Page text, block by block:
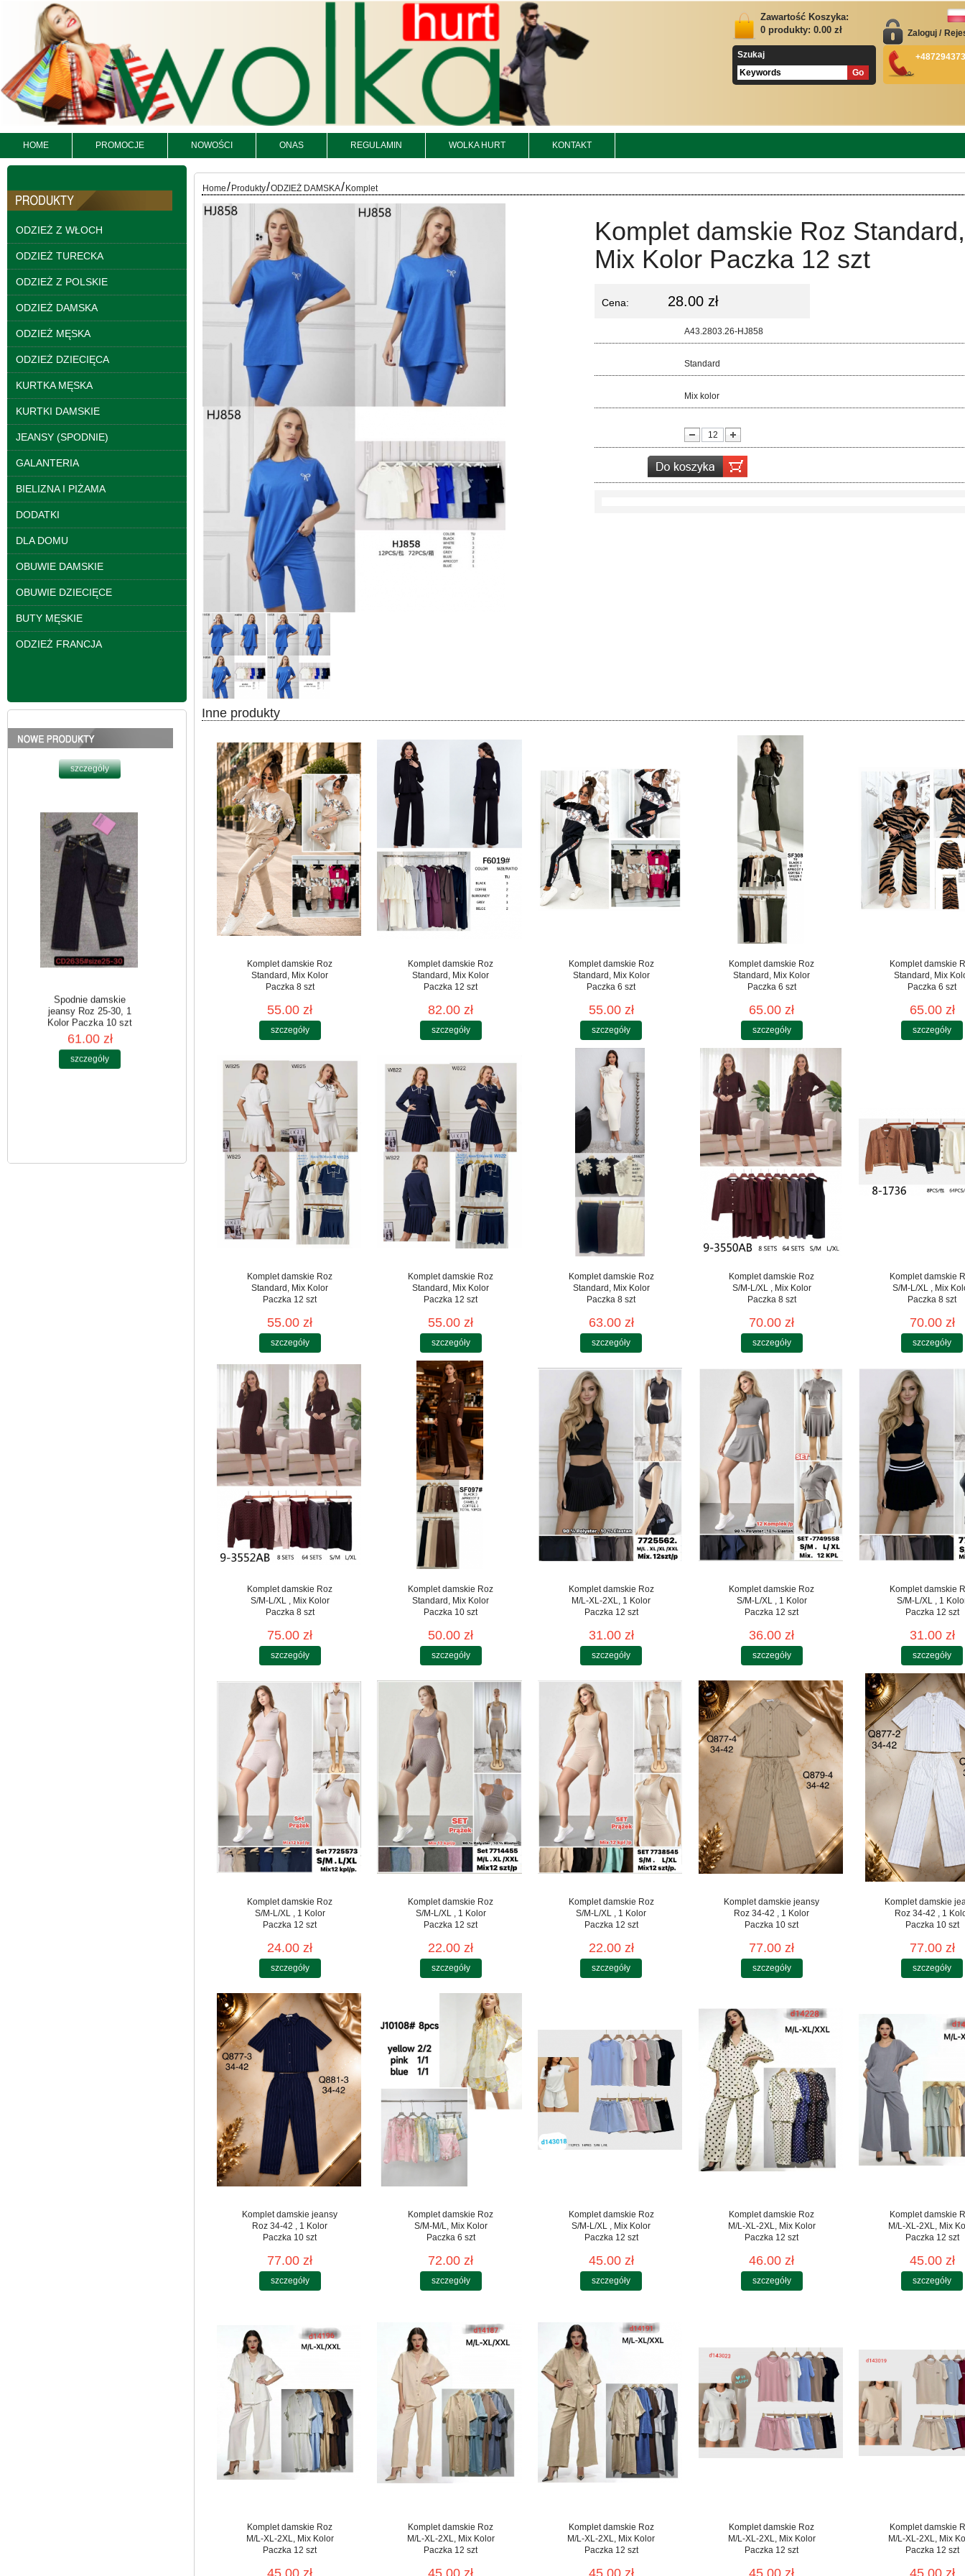
Zawartość Koszyka:
0 produkty: 0.00 zł
Szukaj
Zaloguj /
HOME PROMOCJE NOWOŚCI ONAS REGULAMIN WOLKA HURT KONTAKT
ODZIEŻ Z WŁOCH
ODZIEŻ TURECKA
ODZIEŻ Z POLSKIE
ODZIEŻ DAMSKA
ODZIEŻ MĘSKA
ODZIEŻ DZIECIĘCA
KURTKA MĘSKA
KURTKI DAMSKIE
JEANSY (SPODNIE)
GALANTERIA
BIELIZNA I PIŻAMA
DODATKI
DLA DOMU
OBUWIE DAMSKIE
OBUWIE DZIECIĘCE
BUTY MĘSKIE
ODZIEŻ FRANCJA
jeansy Roz 25-30, 1
Kolor Paczka 10 szt
Spodnie damskie
jeansy Roz 25-30, 1
Kolor Paczka 10 szt
szczegóły
Spodnie damskie
jeansy Roz 25-30, 1
szczegóły
Spodnie damskie
jeansy Roz 25-30, 1
Home/ Produkty/ODZIEŻ DAMSKA/ Komplet
Komplet damskie Roz Standard,
Mix Kolor Paczka 12 szt
Cena: 28.00 zł
A43.2803.26-HJ858
Standard
Mix kolor
Inne produkty
Komplet damskie Roz
Standard, Mix Kolor
Paczka 8 szt
55.00 zł
szczegóły
Komplet damskie Roz
Standard, Mix Kolor
Paczka 12 szt
82.00 zł
szczegóły
Komplet damskie Roz
Standard, Mix Kolor
Paczka 6 szt
55.00 zł
szczegóły
Komplet damskie Roz
Standard, Mix Kolor
Paczka 6 szt
65.00 zł
szczegóły
Komplet damskie
Standard, Mix
Paczka 6 szt
65.00 zł
szczegóły
Komplet damskie Roz
Standard, Mix Kolor
Paczka 12 szt
55.00 zł
szczegóły
Komplet damskie Roz
Standard, Mix Kolor
Paczka 12 szt
55.00 zł
szczegóły
Komplet damskie Roz
Standard, Mix Kolor
Paczka 8 szt
63.00 zł
szczegóły
Komplet damskie Roz
S/M-L/XL , Mix Kolor
Paczka 8 szt
70.00 zł
szczegóły
Komplet damskie
S/M-L/XL , Mix
Paczka 8 szt
70.00 zł
szczegóły
Komplet damskie Roz
S/M-L/XL , Mix Kolor
Paczka 8 szt
75.00 zł
szczegóły
Komplet damskie Roz
Standard, Mix Kolor
Paczka 10 szt
50.00 zł
szczegóły
Komplet damskie Roz
M/L-XL-2XL, 1 Kolor
Paczka 12 szt
31.00 zł
szczegóły
Komplet damskie Roz
S/M-L/XL , 1 Kolor
Paczka 12 szt
36.00 zł
szczegóły
Komplet damskie
S/M-L/XL , 1
Paczka 12 szt
31.00 zł
szczegóły
Komplet damskie Roz
S/M-L/XL , 1 Kolor
Paczka 12 szt
24.00 zł
szczegóły
Komplet damskie Roz
S/M-L/XL , 1 Kolor
Paczka 12 szt
22.00 zł
szczegóły
Komplet damskie Roz
S/M-L/XL , 1 Kolor
Paczka 12 szt
22.00 zł
szczegóły
Komplet damskie jeansy
Roz 34-42 , 1 Kolor
Paczka 10 szt
77.00 zł
szczegóły
Komplet damskie
Roz 34-42 , 1
Paczka 10 szt
77.00 zł
szczegóły
Komplet damskie jeansy
Roz 34-42 , 1 Kolor
Paczka 10 szt
77.00 zł
szczegóły
Komplet damskie Roz
S/M-M/L, Mix Kolor
Paczka 6 szt
72.00 zł
szczegóły
Komplet damskie Roz
S/M-L/XL , Mix Kolor
Paczka 12 szt
45.00 zł
szczegóły
Komplet damskie Roz
M/L-XL-2XL, Mix Kolor
Paczka 12 szt
46.00 zł
szczegóły
Komplet damskie
M/L-XL-2XL, Mix
Paczka 12 szt
45.00 zł
szczegóły
Komplet damskie Roz
M/L-XL-2XL, Mix Kolor
Paczka 12 szt
45.00 zł
Komplet damskie Roz
M/L-XL-2XL, Mix Kolor
Paczka 12 szt
45.00 zł
Komplet damskie Roz
M/L-XL-2XL, Mix Kolor
Paczka 12 szt
45.00 zł
Komplet damskie Roz
M/L-XL-2XL, Mix Kolor
Paczka 12 szt
45.00 zł
Komplet damskie
M/L-XL-2XL, Mix
Paczka 12 szt
45.00 zł